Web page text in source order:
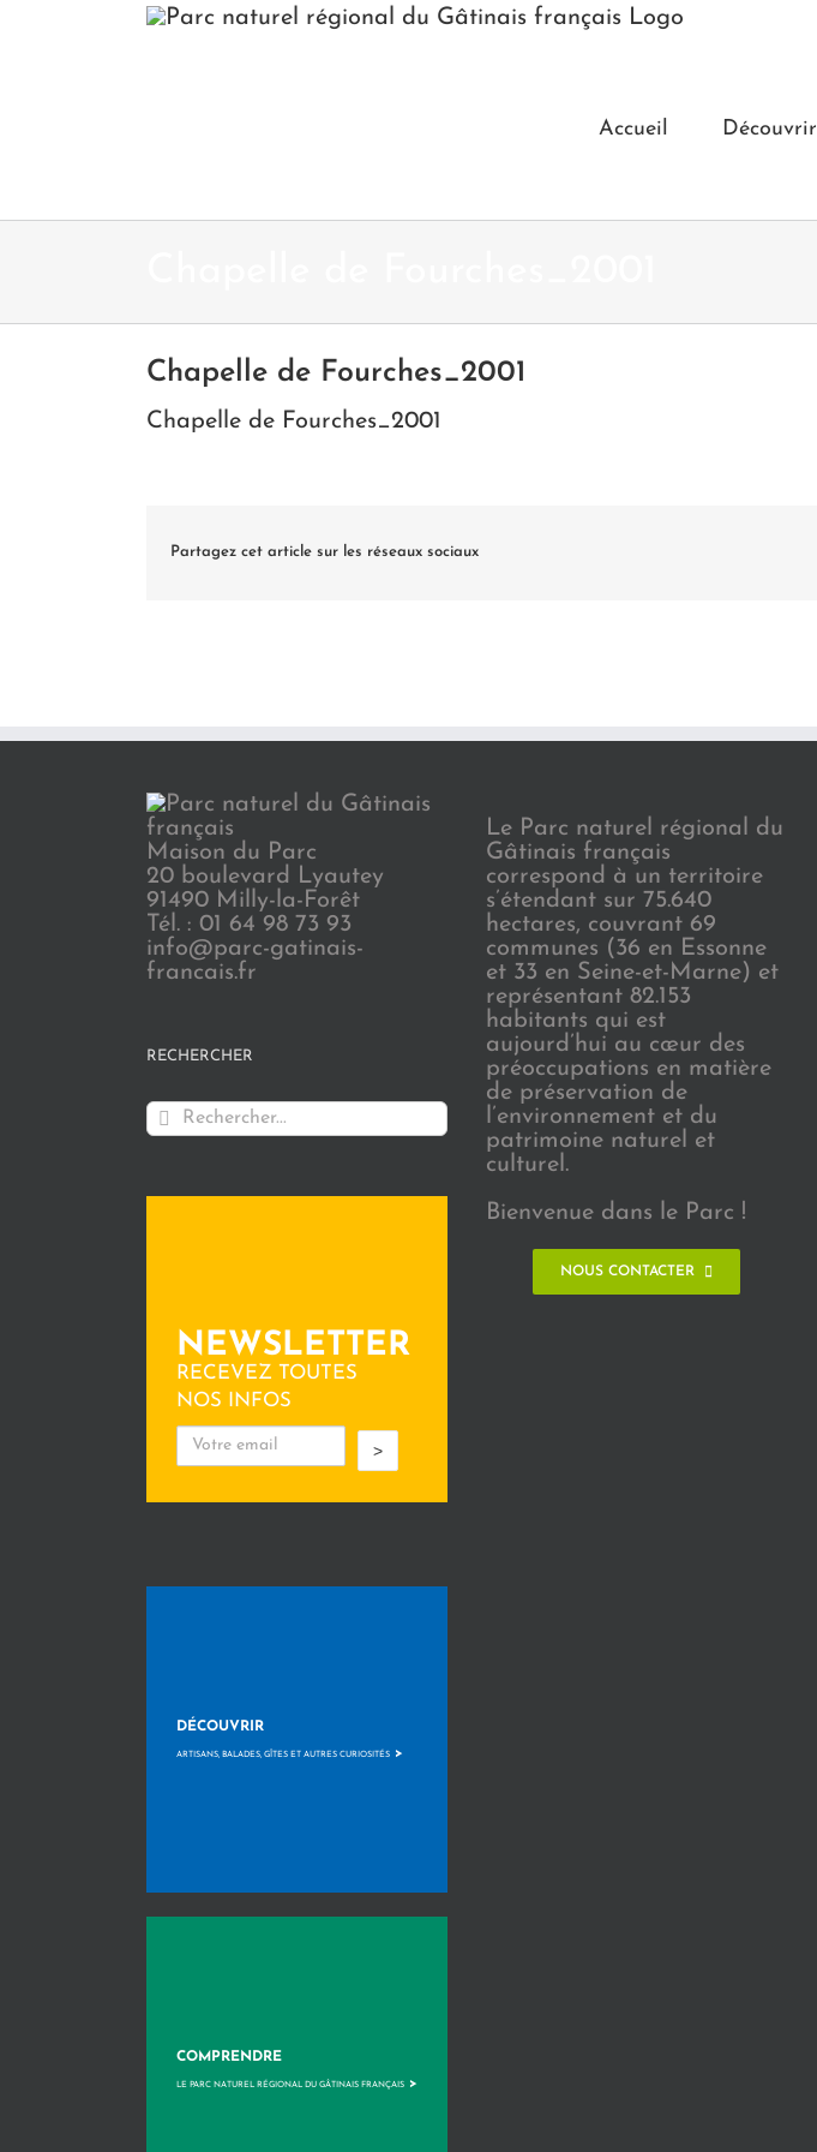
Accueil Découvrir
Chapelle de Fourches_2001
Chapelle de Fourches_2001
Partagez cet article sur les réseaux sociaux
Maison du Parc
20 boulevard Lyautey
91490 Milly-la-Forêt
Tél. : 01 64 98 73 93
info@parc-gatinais-
francais.fr
RECHERCHER
Rechercher:
NEWSLETTER
RECEVEZ TOUTES
NOS INFOS
>
DÉCOUVRIR
ARTISANS, BALADES, GÎTES ET AUTRES CURIOSITÉS >
COMPRENDRE
LE PARC NATUREL RÉGIONAL DU GÂTINAIS FRANÇAIS >
Le Parc naturel régional du
Gâtinais français
correspond à un territoire
s’étendant sur 75.640
hectares, couvrant 69
communes (36 en Essonne
et 33 en Seine-et-Marne) et
représentant 82.153
habitants qui est
aujourd’hui au cœur des
préoccupations en matière
de préservation de
l’environnement et du
patrimoine naturel et
culturel.
Bienvenue dans le Parc !
NOUS CONTACTER